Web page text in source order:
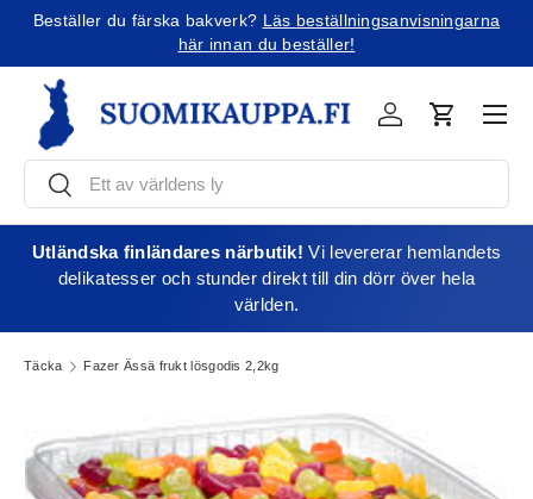
Jatka sisältöön
Beställer du färska bakverk? Läs beställningsanvisningarna
här innan du beställer!
SökaSöka
KirjauduVarukorg
Utländska finländares närbutik!Vi levererar hemlandets
delikatesser och stunder direkt till din dörr över hela
världen.
Täcka Fazer Ässä frukt lösgodis 2,2kg